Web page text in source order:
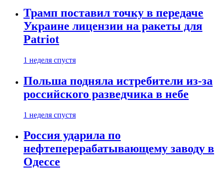
Трамп поставил точку в передаче
Украине лицензии на ракеты для
Patriot
1 неделя спустя
Польша подняла истребители из-за
российского разведчика в небе
1 неделя спустя
Россия ударила по
нефтеперерабатывающему заводу в
Одессе